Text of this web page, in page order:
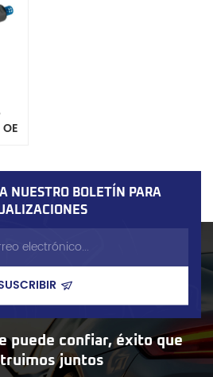
NUESTRO BOLETÍN PARA
puede confiar, éxito que
juntos